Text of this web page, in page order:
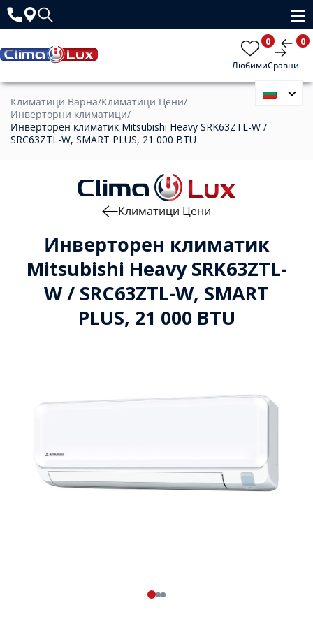
Любими
0
Сравни
0
Климатици Варна/Климатици Цени/
Инверторни климатици/
Инверторен климатик Mitsubishi Heavy SRK63ZTL-W /
SRC63ZTL-W, SMART PLUS, 21 000 BTU
Инверторен климатик
Mitsubishi Heavy SRK63ZTL-
W / SRC63ZTL-W, SMART
PLUS, 21 000 BTU
Климатици Цени